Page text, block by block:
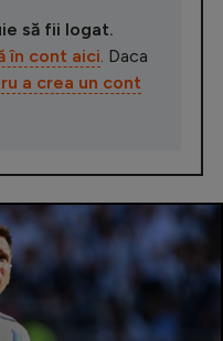
să fii logat.
în cont aici. Daca
a crea un cont